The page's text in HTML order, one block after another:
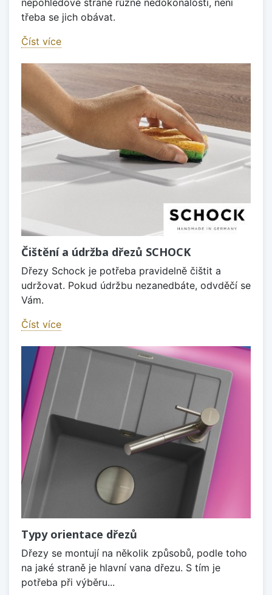
nepohledové straně různé nedokonalosti, není
třeba se jich obávat.
Číst více
Čištění a údržba dřezů SCHOCK
Dřezy Schock je potřeba pravidelně čištit a
udržovat. Pokud údržbu nezanedbáte, odvděčí se
Vám.
Číst více
Typy orientace dřezů
Dřezy se montují na několik způsobů, podle toho
na jaké straně je hlavní vana dřezu. S tím je
potřeba při výběru...